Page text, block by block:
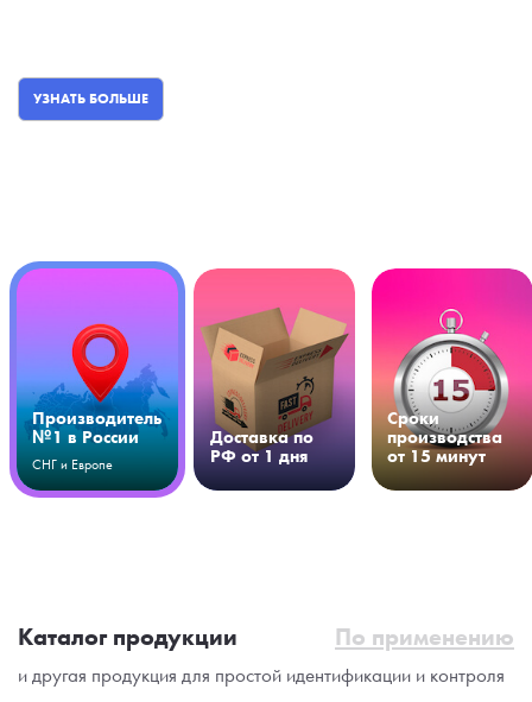
УЗНАТЬ БОЛЬШЕ
Производитель
№1 в России
СНГ и Европе
Доставка по
РФ от 1 дня
Сроки
производства
от 15 минут
Каталог продукции По применению
и другая продукция для простой идентификации и контроля